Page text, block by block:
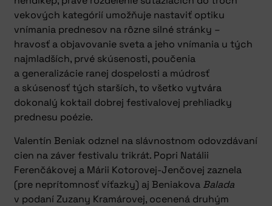
vekových kategórií umožňuje nastaviť optiku
vnímania prednesov na rôzne silné stránky –
hravosť a objavovanie sveta a jeho vnímania u tých
najmladších, prvé skúsenosti, poučenia
a generalizácie ranej dospelosti a múdrosť
a skúsenosť tých starších, to všetko vytvára
dokonalý koktail dobrej festivalovej prehliadky
prednesu poézie.
Valentín Beniak odznel na slávnostnom odovzdávaní
cien na záver festivalu trikrát. Popri Natálii
Ferenčákovej a Márii Kotorovej-Jenčovej zaznela
(pre neprítomnosť víťazky) aj Beniakova Balada
v podaní Zuzany Kramárovej, ocenená druhým